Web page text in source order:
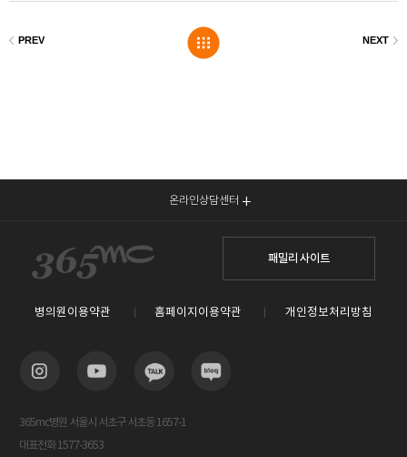
온라인상담센터
패밀리 사이트
병의원이용약관 홈페이지이용약관 개인정보처리방침
365mc병원 서울시 서초구 서초동 1657-1
대표전화 1577-3653